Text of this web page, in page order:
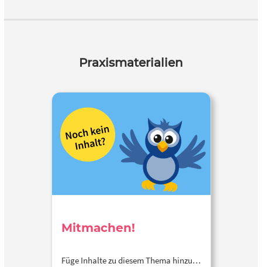
Praxismaterialien
Mitmachen!
Füge Inhalte zu diesem Thema hinzu…